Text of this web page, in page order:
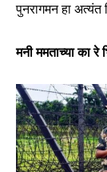
पुनरागमन हा
मनी ममताच्या का रे